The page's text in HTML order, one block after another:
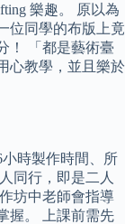
樂趣。 原以為
位同學的布版上竟
！ 「都是藝術臺
心教學，並且樂於
時製作時間、所
同行，即是二人
坊中老師會指導
握。 上課前需先